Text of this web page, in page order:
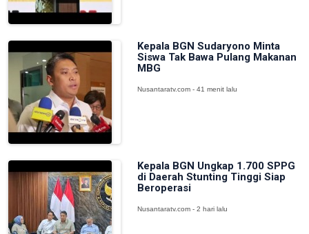
Kepala BGN Sudaryono Minta
Siswa Tak Bawa Pulang Makanan
MBG
Nusantaratv.com - 41 menit lalu
Kepala BGN Ungkap 1.700 SPPG
di Daerah Stunting Tinggi Siap
Beroperasi
Nusantaratv.com - 2 hari lalu